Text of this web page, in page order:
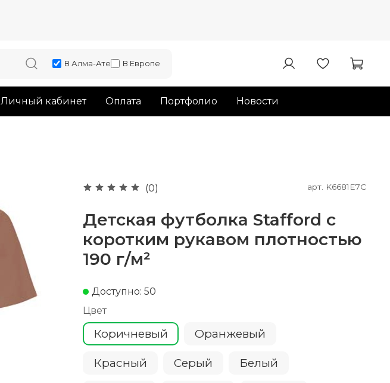
В Алма-Ате В Европе
Личный кабинет Оплата Портфолио Новости
(0) арт. K6681E7C
Детская футболка Stafford с
коротким рукавом плотностью
190 г/м²
Доступно: 50
Цвет
Коричневый Оранжевый
Красный Серый Белый